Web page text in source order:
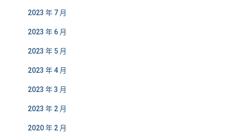
2023 年 7 月
2023 年 6 月
2023 年 5 月
2023 年 4 月
2023 年 3 月
2023 年 2 月
2020 年 2 月